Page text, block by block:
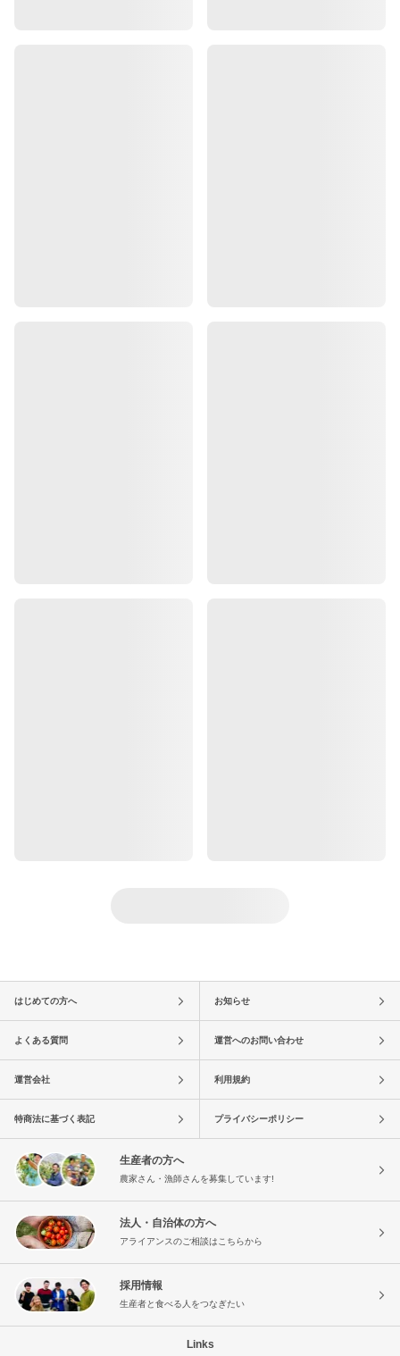
はじめての方へ お知らせ
よくある質問 運営へのお問い合わせ
運営会社 利用規約
特商法に基づく表記 プライバシーポリシー
生産者の方へ
農家さん・漁師さんを募集しています!
法人・自治体の方へ
アライアンスのご相談はこちらから
採用情報
生産者と食べる人をつなぎたい
Links